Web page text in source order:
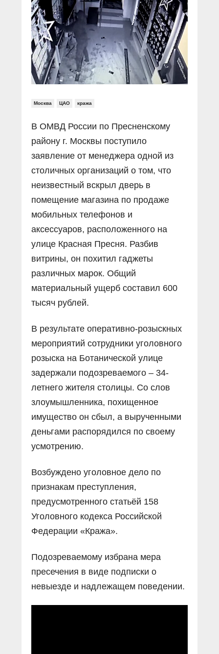
Социальные ролики
Документальные фильмы
Прямой разговор
В знании сила
Специальный репортаж
КиберПОСТОВОЙ
Газета «Щит и меч»
Журнал «Полиция России»
О ПОРТАЛЕ
Контакты
Вакансии
Москва ЦАО кража
В ОМВД России по Пресненскому
району г. Москвы поступило
заявление от менеджера одной из
столичных организаций о том, что
неизвестный вскрыл дверь в
помещение магазина по продаже
мобильных телефонов и
аксессуаров, расположенного на
улице Красная Пресня. Разбив
витрины, он похитил гаджеты
различных марок. Общий
материальный ущерб составил 600
тысяч рублей.
В результате оперативно-розыскных
мероприятий сотрудники уголовного
розыска на Ботанической улице
задержали подозреваемого – 34-
летнего жителя столицы. Со слов
злоумышленника, похищенное
имущество он сбыл, а вырученными
деньгами распорядился по своему
усмотрению.
Возбуждено уголовное дело по
признакам преступления,
предусмотренного статьёй 158
Уголовного кодекса Российской
Федерации «Кража».
Подозреваемому избрана мера
пресечения в виде подписки о
невыезде и надлежащем поведении.